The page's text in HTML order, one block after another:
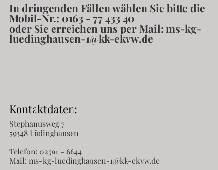
In dringenden Fällen wählen Sie bitte die
Mobil-Nr.: 0163 - 77 433 40
oder Sie erreichen unsper Mail: ms-kg-
luedinghausen-1@kk-ekvw.de
Kontaktdaten:
Stephanusweg 7
59348 Lüdinghausen
Telefon: 02591 - 6644
Mail: ms-kg-luedinghausen-1@kk-ekvw.de